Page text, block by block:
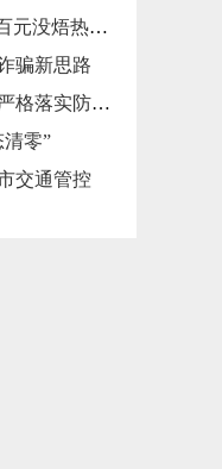
“试衣员”兼职骗局：赚的几百元没焐热就被骗走几万元
骗新思路
北京通州：31个快递网点未严格落实防疫措施被责令整改
零”
交通管控